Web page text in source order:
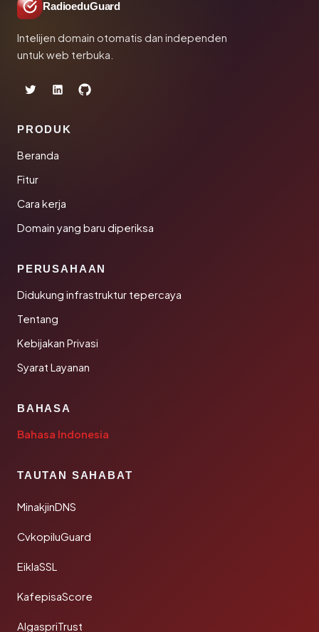
RadioeduGuard
Intelijen domain otomatis dan independen
untuk web terbuka.
PRODUK
Beranda
Fitur
Cara kerja
Domain yang baru diperiksa
PERUSAHAAN
Didukung infrastruktur tepercaya
Tentang
Kebijakan Privasi
Syarat Layanan
BAHASA
Bahasa Indonesia
TAUTAN SAHABAT
MinakjinDNS
CvkopiluGuard
EiklaSSL
KafepisaScore
AlgaspriTrust